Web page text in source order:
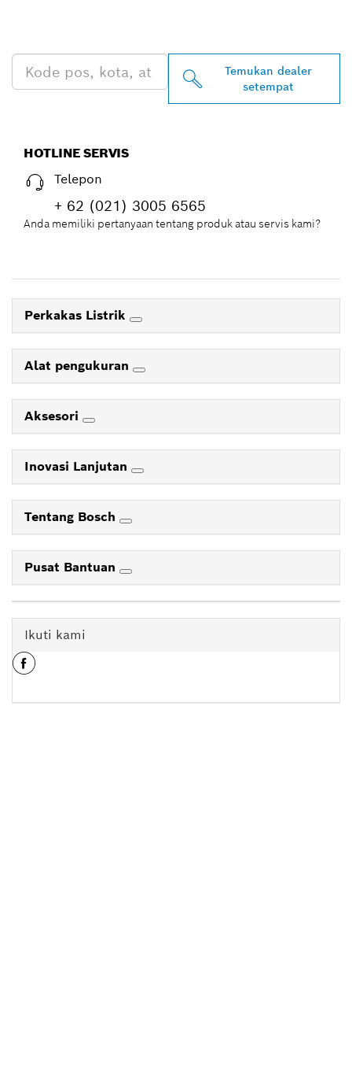
Temukan dealer
setempat
HOTLINE SERVIS
Telepon
+ 62 (021) 3005 6565
Anda memiliki pertanyaan tentang produk atau servis kami?
Perkakas Listrik
Alat pengukuran
Aksesori
Inovasi Lanjutan
Tentang Bosch
Pusat Bantuan
Ikuti kami